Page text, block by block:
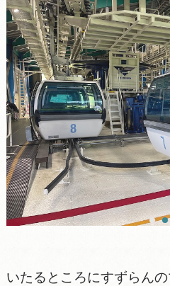
いたるところにすずらん